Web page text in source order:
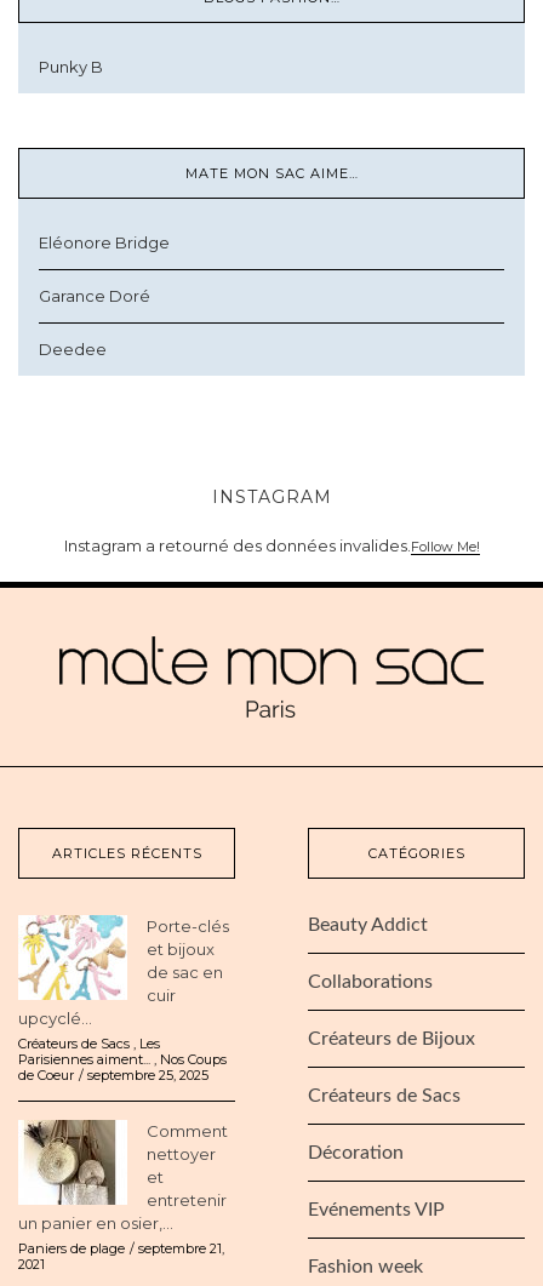
Punky B
MATE MON SAC AIME…
Eléonore Bridge
Garance Doré
Deedee
INSTAGRAM
Instagram a retourné des données invalides. Follow Me!
ARTICLES RÉCENTS
Porte-clés
et bijoux
de sac en
cuir
upcyclé...
Créateurs de Sacs
Les
Parisiennes aiment...
Nos Coups
de Coeur
septembre 25, 2025
Comment
nettoyer
et
entretenir
un panier en osier,...
Paniers de plage
septembre 21,
2021
CATÉGORIES
Beauty Addict
Collaborations
Créateurs de Bijoux
Créateurs de Sacs
Décoration
Evénements VIP
Fashion week